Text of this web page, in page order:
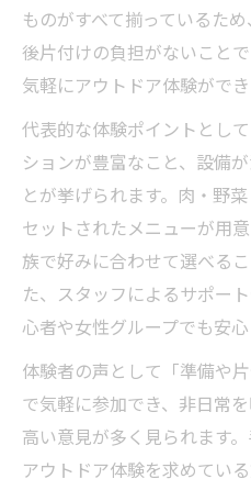
ものがすべて揃っているた
後片付けの負担がないこと
気軽にアウトドア体験がで
代表的な体験ポイントとし
ションが豊富なこと、設備
とが挙げられます。肉・野
セットされたメニューが用
族で好みに合わせて選べる
た、スタッフによるサポー
心者や女性グループでも安心
体験者の声として「準備や
で気軽に参加でき、非日常
高い意見が多く見られます
アウトドア体験を求めてい